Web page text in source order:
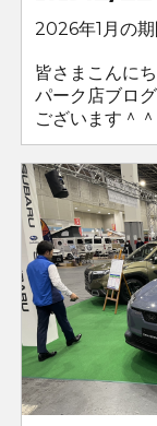
2026年1月の期
皆さまこんに
パーク店ブロ
ございます＾＾